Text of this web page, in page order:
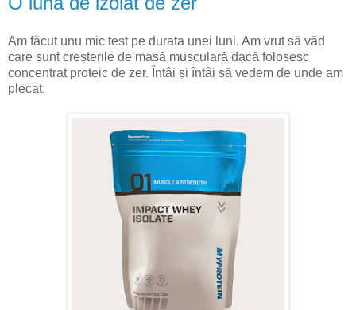
Am făcut unu mic test pe durata unei luni. Am vrut să văd
care sunt creșterile de masă musculară dacă folosesc
concentrat proteic de zer. Întâi și întâi să vedem de unde am
plecat.